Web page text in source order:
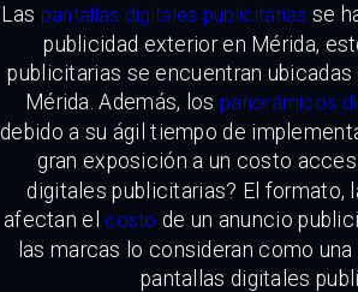
Las pantallas digitales publicitarias se
publicidad exterior en Mérida,
publicitarias se encuentran
Mérida. Además, los panorámicos
debido a su ágil tiempo de
gran exposición a un costo
digitales publicitarias? El formato,
afectan el costo de un anuncio
las marcas lo consideran como
pantallas digitales